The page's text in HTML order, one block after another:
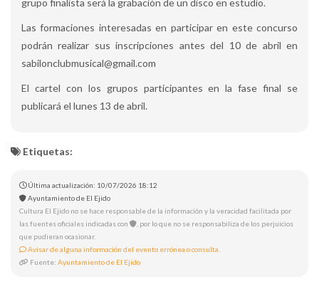
grupo finalista será la grabación de un disco en estudio.
Las formaciones interesadas en participar en este concurso
podrán realizar sus inscripciones antes del 10 de abril en
sabilonclubmusical@gmail.com
El cartel con los grupos participantes en la fase final se
publicará el lunes 13 de abril.
Etiquetas:
Última actualización: 10/07/2026 18:12
Ayuntamiento de El Ejido
Cultura El Ejido no se hace responsable de la información y la veracidad facilitada por
las fuentes oficiales indicadas con
, por lo que no se responsabiliza de los perjuicios
que pudieran ocasionar.
Avisar de alguna información del evento errónea o consulta.
Fuente: Ayuntamiento de El Ejido